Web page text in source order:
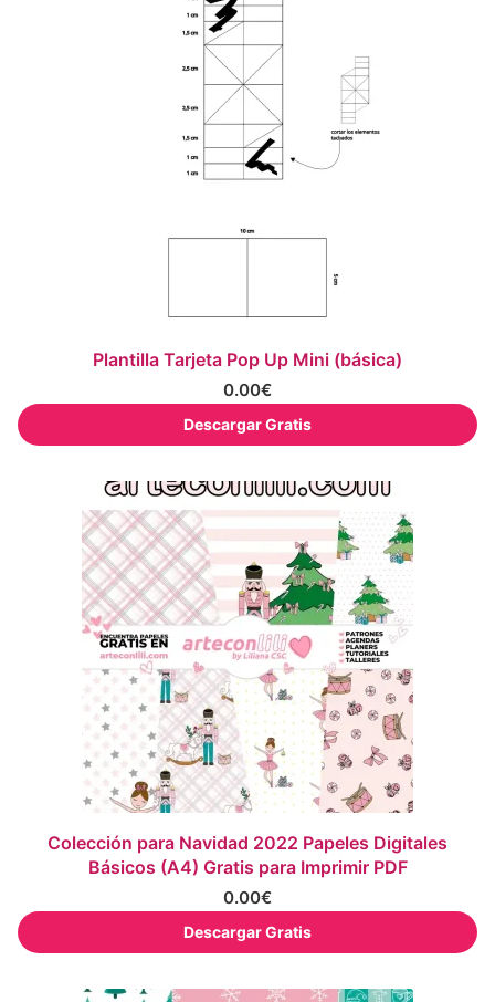
Plantilla Tarjeta Pop Up Mini (básica)
0.00€
Descargar Gratis
Colección para Navidad 2022 Papeles Digitales
Básicos (A4) Gratis para Imprimir PDF
0.00€
Descargar Gratis